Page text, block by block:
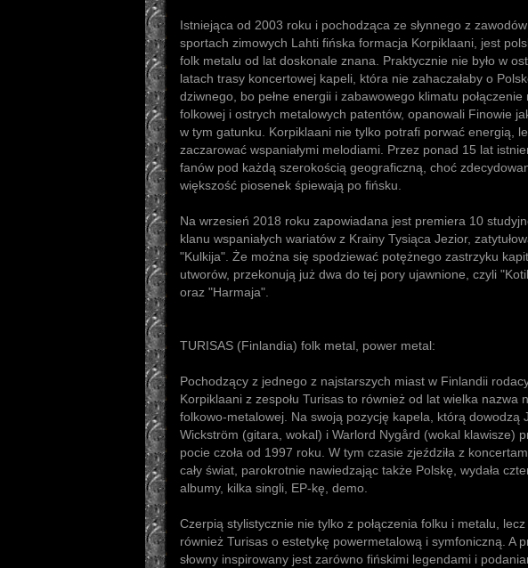
Istniejąca od 2003 roku i pochodząca ze słynnego z
sportach zimowych Lahti fińska formacja Korpiklaani, jest
folk metalu od lat doskonale znana. Praktycznie nie było w
latach trasy koncertowej kapeli, która nie zahaczałaby o
dziwnego, bo pełne energii i zabawowego klimatu połączenie
folkowej i ostrych metalowych patentów, opanowali Finowie
w tym gatunku. Korpiklaani nie tylko potrafi porwać energią,
zaczarować wspaniałymi melodiami. Przez ponad 15 lat
fanów pod każdą szerokością geograficzną, choć
większość piosenek śpiewają po fińsku.
Na wrzesień 2018 roku zapowiadana jest premiera 10
klanu wspaniałych wariatów z Krainy Tysiąca Jezior,
"Kulkija". Że można się spodziewać potężnego zastrzyku
utworów, przekonują już dwa do tej pory ujawnione, czyli
oraz "Harmaja".
TURISAS (Finlandia) folk metal, power metal:
Pochodzący z jednego z najstarszych miast w Finlandii
Korpiklaani z zespołu Turisas to również od lat wielka nazwa
folkowo-metalowej. Na swoją pozycję kapela, którą dowodzą
Wickström (gitara, wokal) i Warlord Nygård (wokal klawisze)
pocie czoła od 1997 roku. W tym czasie zjeździła z
cały świat, parokrotnie nawiedzając także Polskę, wydała
albumy, kilka singli, EP-kę, demo.
Czerpią stylistycznie nie tylko z połączenia folku i metalu,
również Turisas o estetykę powermetalową i symfoniczną. A
słowny inspirowany jest zarówno fińskimi legendami i